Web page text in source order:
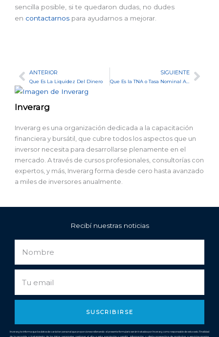
Inverarg
Inverarg es una organización dedicada a la capacitación
financiera y bursátil, que cubre todos los aspectos que un
inversor necesita para desarrollarse plenamente en el
mercado. A través de cursos profesionales, consultorías con
expertos, y más, Inverarg forma desde cero hasta avanzado
a miles de inversores anualmente.
sencilla posible, si te quedaron dudas, no dudes
en contactarnos para ayudarnos a mejorar.
AntANTERIOR
Que Es La Liquidez Del Dinero
SIGUIENTE
Que Es la TNA o Tasa Nominal Anual de una Inversion
Recibí nuestras noticias
SUSCRIBIRSE
Inverarg te informa que los datos de carácter personal que proporciones rellenando el presente formulario serán tratados por Inverarg como responsable de esta web. Finalidad